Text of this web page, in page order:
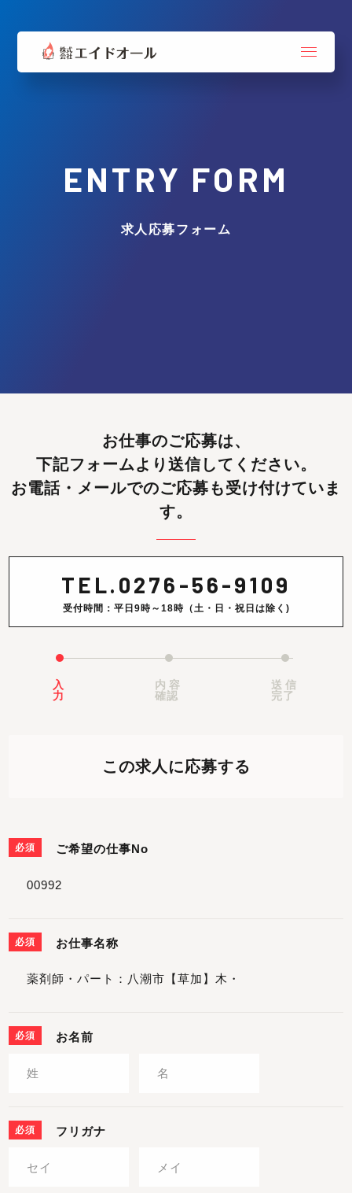
ENTRY FORM
求人応募フォーム
お仕事のご応募は、
下記フォームより送信してください。
お電話・メールでのご応募も受け付けていま
す。
TEL. 0276-56-9109
受付時間：平日9時～18時（土・日・祝日は除く)
入
力
内容
確認
送信
完了
この求人に応募する
必須 ご希望の仕事No
必須 お仕事名称
必須 お名前
必須 フリガナ